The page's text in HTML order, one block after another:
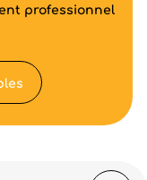
professionnel